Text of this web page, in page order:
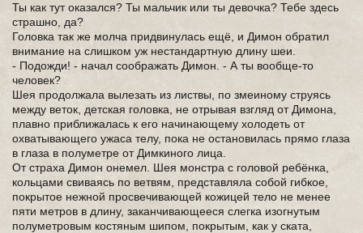
Ты как тут оказался? Ты мальчик или ты девочка? Тебе здесь
страшно, да?
Головка так же молча придвинулась ещё, и Димон обратил
внимание на слишком уж нестандартную длину шеи.
- Подожди! - начал соображать Димон. - А ты вообще-то
человек?
Шея продолжала вылезать из листвы, по змеиному струясь
между веток, детская головка, не отрывая взгляд от Димона,
плавно приближалась к его начинающему холодеть от
охватывающего ужаса телу, пока не остановилась прямо глаза
в глаза в полуметре от Димкиного лица.
От страха Димон онемел. Шея монстра с головой ребёнка,
кольцами свиваясь по ветвям, представляла собой гибкое,
покрытое нежной просвечивающей кожицей тело не менее
пяти метров в длину, заканчивающееся слегка изогнутым
полуметровым костяным шипом, покрытым, как у ската,